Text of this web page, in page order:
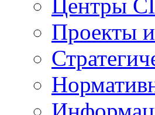
Центры
Проекты